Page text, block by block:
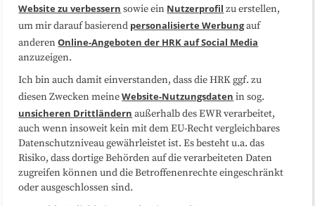
Datenschutzerklärung Impressum
Sitemap
Folgen Sie uns
Website zu verbessern sowie ein Nutzerprofil zu erstellen,
um mir darauf basierend personalisierte Werbungauf
anderenOnline-Angeboten der HRK auf Social Media
anzuzeigen.
Ich bin auch damit einverstanden, dass die HRK ggf. zu
diesen Zwecken meineWebsite-Nutzungsdaten in sog.
unsicheren Drittländern außerhalb des EWR verarbeitet,
auch wenn insoweit kein mit dem EU-Recht vergleichbares
Datenschutzniveau gewährleistet ist. Es besteht u.a. das
Risiko, dass dortige Behörden auf die verarbeiteten Daten
zugreifen können und die Betroffenenrechte eingeschränkt
oder ausgeschlossen sind.